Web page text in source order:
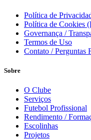
Política de
Política de Cookies
Governança /
Termos de Uso
Contato / Perguntas
Sobre
O Clube
Serviços
Futebol Profissional
Rendimento /
Escolinhas
Projetos